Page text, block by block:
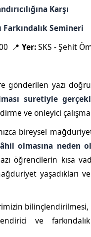
Karşı
Farkındalık Semineri
📍 Yer:SKS - Şehit
gönderilen yazı
suretiyle
ve önleyici
bireysel
olmasına
öğrencilerin kısa
yaşadıkları
bilinçlendirilmesi,
ve farkındalık